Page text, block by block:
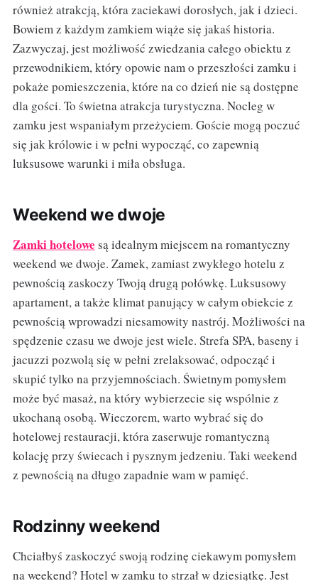
również atrakcją, która zaciekawi dorosłych, jak i dzieci.
Bowiem z każdym zamkiem wiąże się jakaś historia.
Zazwyczaj, jest możliwość zwiedzania całego obiektu z
przewodnikiem, który opowie nam o przeszłości zamku i
pokaże pomieszczenia, które na co dzień nie są dostępne
dla gości. To świetna atrakcja turystyczna. Nocleg w
zamku jest wspaniałym przeżyciem. Goście mogą poczuć
się jak królowie i w pełni wypocząć, co zapewnią
luksusowe warunki i miła obsługa.
Weekend we dwoje
Zamki hotelowe są idealnym miejscem na romantyczny
weekend we dwoje. Zamek, zamiast zwykłego hotelu z
pewnością zaskoczy Twoją drugą połówkę. Luksusowy
apartament, a także klimat panujący w całym obiekcie z
pewnością wprowadzi niesamowity nastrój. Możliwości na
spędzenie czasu we dwoje jest wiele. Strefa SPA, baseny i
jacuzzi pozwolą się w pełni zrelaksować, odpocząć i
skupić tylko na przyjemnościach. Świetnym pomysłem
może być masaż, na który wybierzecie się wspólnie z
ukochaną osobą. Wieczorem, warto wybrać się do
hotelowej restauracji, która zaserwuje romantyczną
kolację przy świecach i pysznym jedzeniu. Taki weekend
z pewnością na długo zapadnie wam w pamięć.
Rodzinny weekend
Chciałbyś zaskoczyć swoją rodzinę ciekawym pomysłem
na weekend? Hotel w zamku to strzał w dziesiątkę. Jest